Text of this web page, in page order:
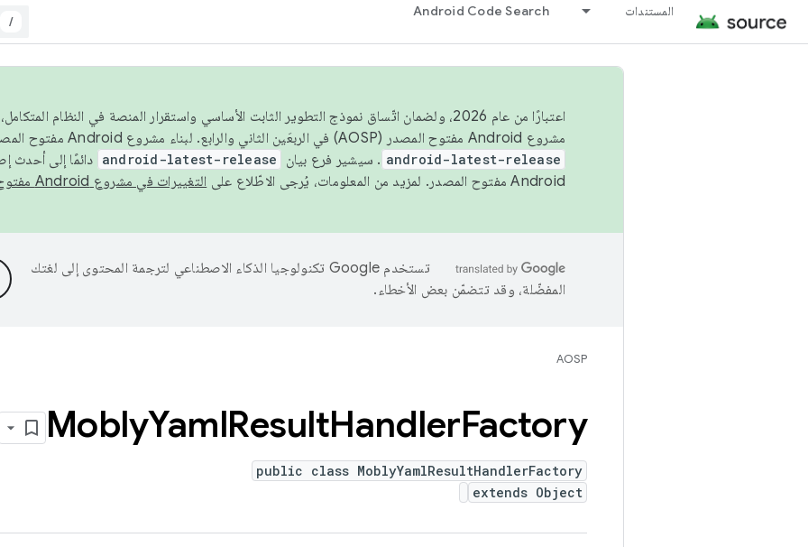
المستندات Android Code Search
/
اعتبارًا من عام 2026، ولضمان اتّساق نموذج التطوير الثابت الأساسي واستقرار المنصة في النظام
مشروع Android مفتوح المصدر (AOSP) في الربعَين الثاني والرابع. لبناء مشروع Android مفتوح المصدر والمساهمة فيه، استخدِم
android-latest-release . سيشير فرع بيان android-latest-release دائمًا إلى أحدث
Android مفتوح المصدر. لمزيد من المعلومات، يُرجى الاطّلاع على
التغييرات في مشروع Android مفتوح المصدر
تستخدم Google تكنولوجيا الذكاء الاصطناعي لترجمة المحتوى إلى لغتك
المفضّلة، وقد تتضمّن بعض الأخطاء.
AOSP
MoblyYamlResultHandlerFactory
public class MoblyYamlResultHandlerFactory
extends Object